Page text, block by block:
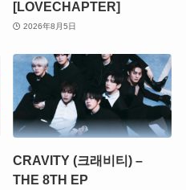
[LOVECHAPTER]
2026年8月5日
CRAVITY (크래비티) –
THE 8TH EP